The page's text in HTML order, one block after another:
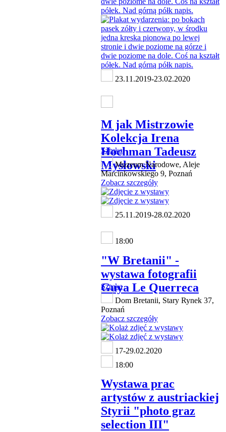
23.11.2019-23.02.2020
M jak Mistrzowie
Kolekcja Irena
Hochman Tadeusz
Mysłowski
Sztuka
Muzeum Narodowe, Aleje
Marcinkowskiego 9, Poznań
Zobacz szczegóły
25.11.2019-28.02.2020
18:00
"W Bretanii" -
wystawa fotografii
Guya Le Querreca
Sztuka
Dom Bretanii, Stary Rynek 37,
Poznań
Zobacz szczegóły
17-29.02.2020
18:00
Wystawa prac
artystów z austriackiej
Styrii "photo graz
selection III"